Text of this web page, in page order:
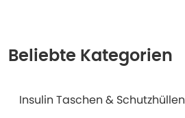
Beliebte Kategorien
Insulin Taschen & Schutzhüllen